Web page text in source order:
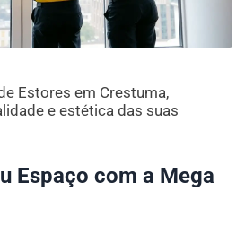
Estores em Crestuma,
e estética das suas
Espaço com a Mega